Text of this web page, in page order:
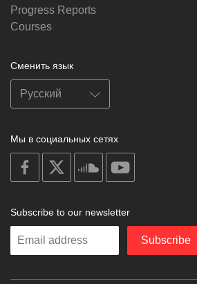
Progress Reports
Courses
Сменить язык
Мы в социальных сетях
on
facebook
soundcloud
Subscribe to our newsletter
Enter
Subscribe